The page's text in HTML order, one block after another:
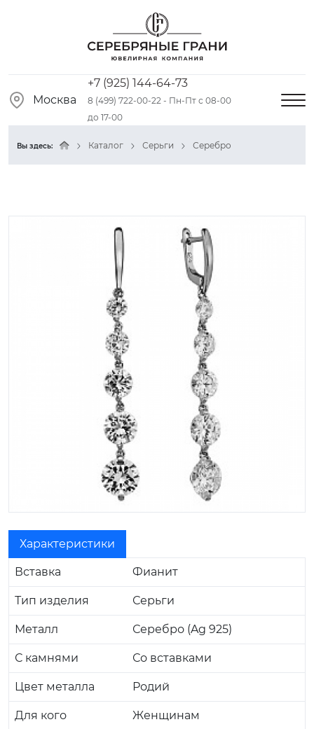
Москва
+7 (925) 144-64-73
8 (499) 722-00-22 - Пн-Пт с 08-00
до 17-00
Вы здесь: Каталог Серьги Серебро
Характеристики
Вставка Фианит
Тип изделия Серьги
Металл Серебро (Ag 925)
С камнями Со вставками
Цвет металла Родий
Для кого Женщинам